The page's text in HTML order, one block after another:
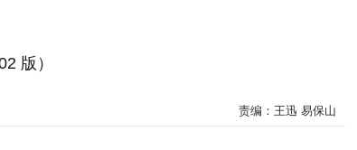
版）
责编：王迅 易保山